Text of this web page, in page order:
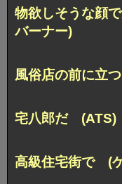
物欲しそうな顔
バーナー)
風俗店の前に立
宅八郎だ (ATS)
高級住宅街で (